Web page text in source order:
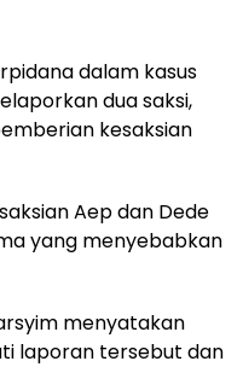
dalam kasus
dua saksi,
kesaksian
Aep dan Dede
yang menyebabkan
menyatakan
laporan tersebut dan